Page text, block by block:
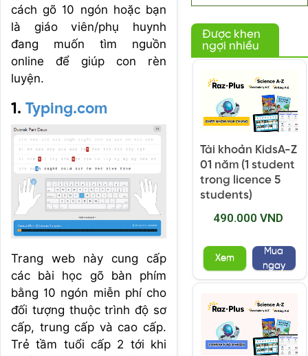
cách gõ 10 ngón hoặc bạn
là giáo viên/phụ huynh
đang muốn tìm nguồn
online để giúp con rèn
luyện.
1. Typing.com
Trang web này cung cấp
các bài học gõ bàn phím
bằng 10 ngón miễn phí cho
đối tượng thuộc trình độ sơ
cấp, trung cấp và cao cấp.
Trẻ tầm tuổi cấp 2 tới khi
Được khen
ngợi nhiều
Tài khoản KidsA-Z
01 năm (1 student
trong licence 5
students)
490.000 VND
Xem
Mua
ngay